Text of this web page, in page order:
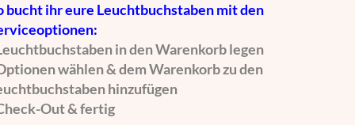
bucht ihr eure Leuchtbuchstaben mit den
in den Warenkorb legen
wählen & dem Warenkorb zu den
hinzufügen
Out & fertig